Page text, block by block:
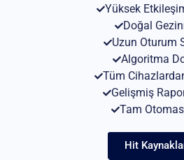
Yüksek
Doğal
Uzun Oturum
Algoritma
Tüm
Gelişmiş
Tam
Hit